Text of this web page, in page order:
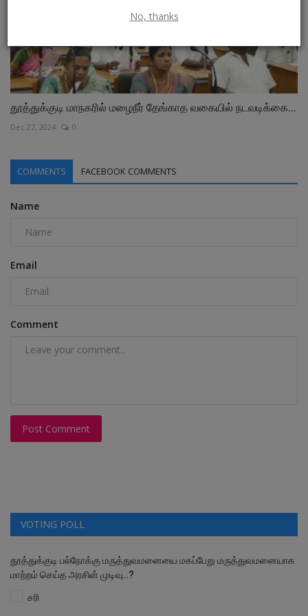
No, thanks
தூத்துக்குடி மாநகரில் மழைநீர் தேங்காத வகையில் நடவடிக்கை...
Dec 27, 2024 0
COMMENTS FACEBOOK COMMENTS
Name
Email
Comment
Post Comment
VOTING POLL
தூத்துக்குடி பல்நோக்கு மருத்துவமனையை மகப்பேறு மருத்துவமனையாக
மாற்றம் செய்த அரசின் முடிவு..?
சரி